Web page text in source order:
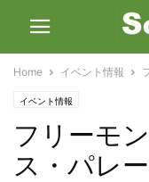
Home イベント情報
イベント情報
フリーモ
ス・パレ